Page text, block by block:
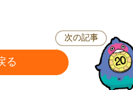
る
次の記事